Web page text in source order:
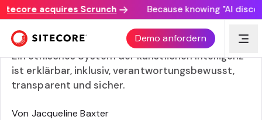
acquires Scrunch Because knowing "AI
Demo anfordern
Künstliche Intelligenz Ethik in Unternehmen
Ein ethisches System der künstlichen Intelligenz
ist erklärbar, inklusiv, verantwortungsbewusst,
transparent und sicher.
Von Jacqueline Baxter